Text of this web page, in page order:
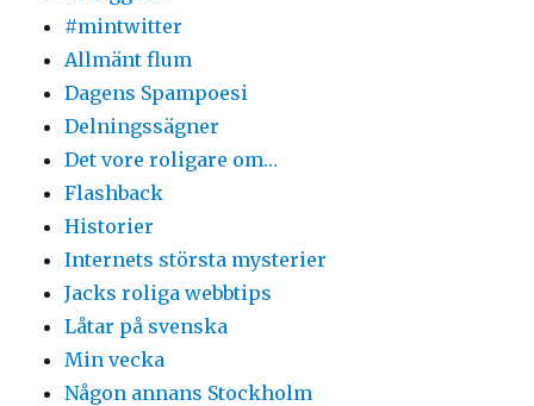
#mintwitter
Allmänt flum
Dagens Spampoesi
Delningssägner
Det vore roligare om…
Flashback
Historier
Internets största mysterier
Jacks roliga webbtips
Låtar på svenska
Min vecka
Någon annans Stockholm